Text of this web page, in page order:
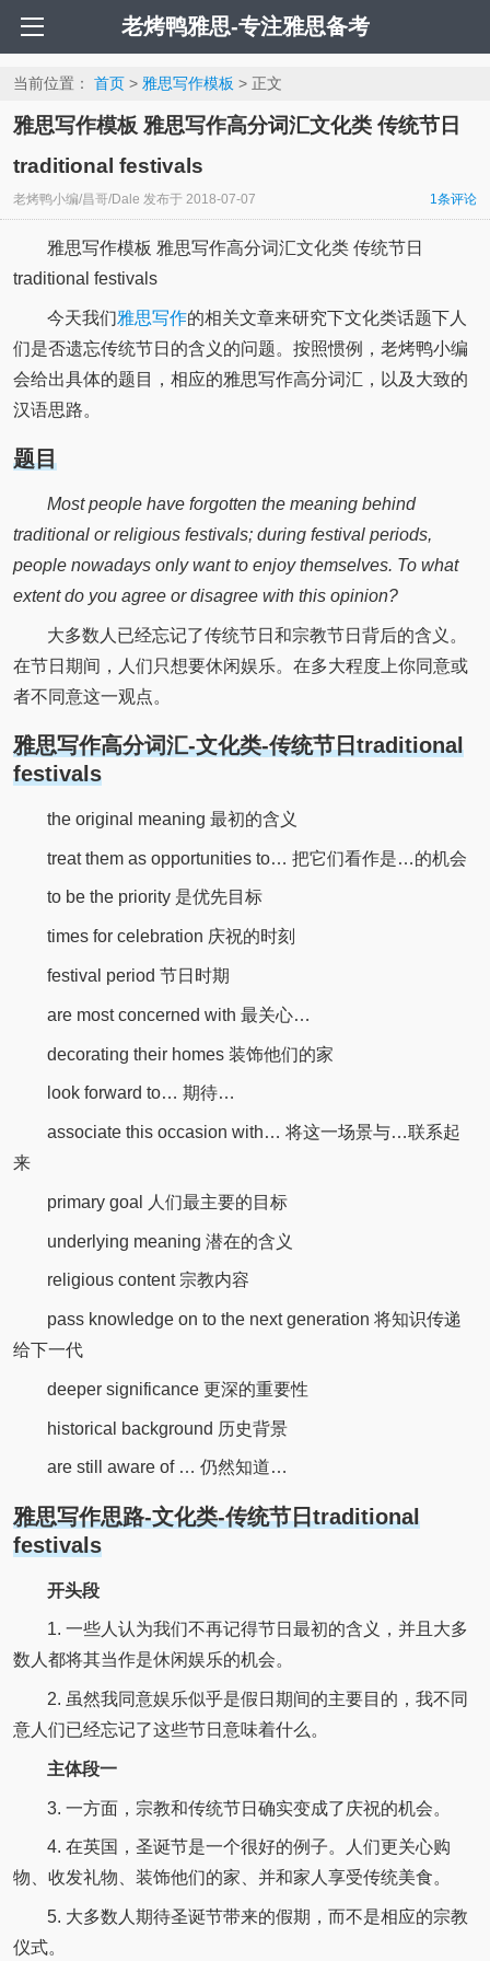
老烤鸭雅思-专注雅思备考
当前位置： 首页> 雅思写作模板 > 正文
雅思写作模板 雅思写作高分词汇文化类 传统节日
traditional festivals
老烤鸭小编/昌哥/Dale 发布于 2018-07-07 1条评论
雅思写作模板 雅思写作高分词汇文化类 传统节日
traditional festivals
今天我们雅思写作的相关文章来研究下文化类话题下人
们是否遗忘传统节日的含义的问题。按照惯例，老烤鸭小编
会给出具体的题目，相应的雅思写作高分词汇，以及大致的
汉语思路。
题目
Most people have forgotten the meaning behind
traditional or religious festivals; during festival periods,
people nowadays only want to enjoy themselves. To what
extent do you agree or disagree with this opinion?
大多数人已经忘记了传统节日和宗教节日背后的含义。
在节日期间，人们只想要休闲娱乐。在多大程度上你同意或
者不同意这一观点。
雅思写作高分词汇-文化类-传统节日traditional
festivals
the original meaning 最初的含义
treat them as opportunities to… 把它们看作是…的机会
to be the priority 是优先目标
times for celebration 庆祝的时刻
festival period 节日时期
are most concerned with 最关心…
decorating their homes 装饰他们的家
look forward to… 期待…
associate this occasion with… 将这一场景与…联系起
来
primary goal 人们最主要的目标
underlying meaning 潜在的含义
religious content 宗教内容
pass knowledge on to the next generation 将知识传递
给下一代
deeper significance 更深的重要性
historical background 历史背景
are still aware of … 仍然知道…
雅思写作思路-文化类-传统节日traditional
festivals
开头段
1. 一些人认为我们不再记得节日最初的含义，并且大多
数人都将其当作是休闲娱乐的机会。
2. 虽然我同意娱乐似乎是假日期间的主要目的，我不同
意人们已经忘记了这些节日意味着什么。
主体段一
3. 一方面，宗教和传统节日确实变成了庆祝的机会。
4. 在英国，圣诞节是一个很好的例子。人们更关心购
物、收发礼物、装饰他们的家、并和家人享受传统美食。
5. 大多数人期待圣诞节带来的假期，而不是相应的宗教
仪式。